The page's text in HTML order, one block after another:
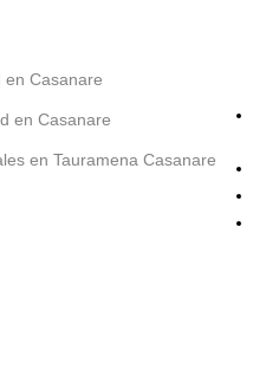
en Casanare
en Casanare
en Tauramena Casanare